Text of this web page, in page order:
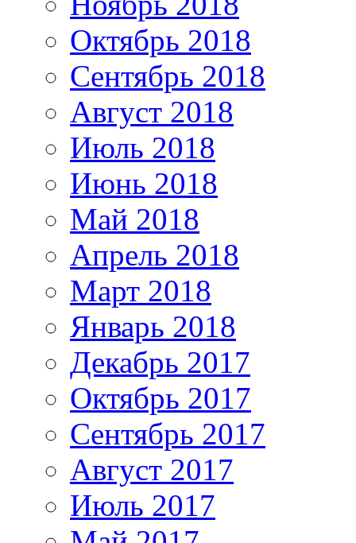
Октябрь 2018
Сентябрь 2018
Август 2018
Июль 2018
Июнь 2018
Май 2018
Апрель 2018
Март 2018
Январь 2018
Декабрь 2017
Октябрь 2017
Сентябрь 2017
Август 2017
Июль 2017